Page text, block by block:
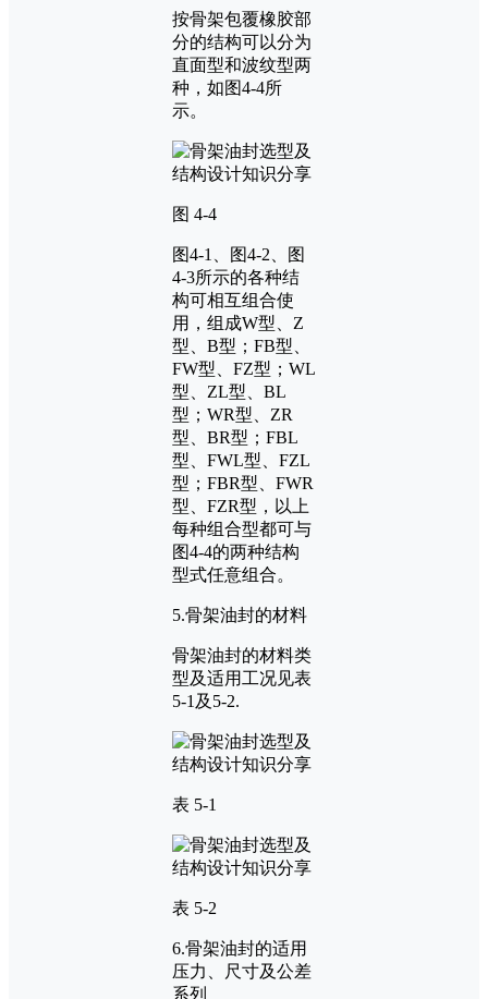
按骨架包覆橡胶部
分的结构可以分为
直面型和波纹型两
种，如图4-4所
示。
图 4-4
图4-1、图4-2、图
4-3所示的各种结
构可相互组合使
用，组成W型、Z
型、B型；FB型、
FW型、FZ型；WL
型、ZL型、BL
型；WR型、ZR
型、BR型；FBL
型、FWL型、FZL
型；FBR型、FWR
型、FZR型，以上
每种组合型都可与
图4-4的两种结构
型式任意组合。
5.骨架油封的材料
骨架油封的材料类
型及适用工况见表
5-1及5-2.
表 5-1
表 5-2
6.骨架油封的适用
压力、尺寸及公差
系列